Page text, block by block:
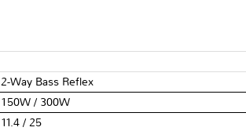
2-Way Bass Reflex
150W / 300W
11.4 / 25